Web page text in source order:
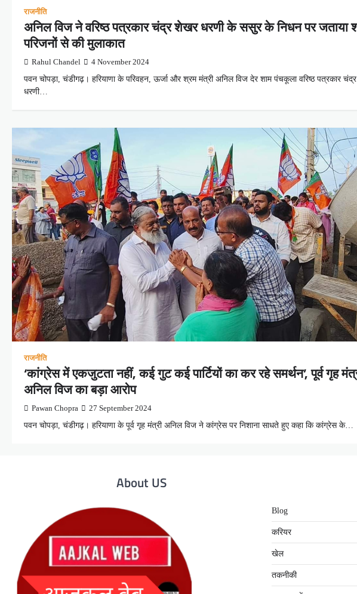
राजनीति
अनिल विज ने वरिष्ठ पत्रकार चंद्र शेखर धरणी के ससुर के निधन पर जताया
परिजनों से की मुलाकात
Rahul Chandel 4 November 2024
पवन चोपड़ा, चंडीगढ़। हरियाणा के परिवहन, ऊर्जा और श्रम मंत्री अनिल विज देर शाम पंचकूला वरिष्ठ पत्रकार
धरणी…
राजनीति
‘कांग्रेस में एकजुटता नहीं, कई गुट कई पार्टियों का कर रहे समर्थन’, पूर्व गृह
अनिल विज का बड़ा आरोप
Pawan Chopra 27 September 2024
पवन चोपड़ा, चंडीगढ़। हरियाणा के पूर्व गृह मंत्री अनिल विज ने कांग्रेस पर निशाना साधते हुए कहा कि कांग्रेस के…
About US
Blog
करियर
खेल
तकनीकी